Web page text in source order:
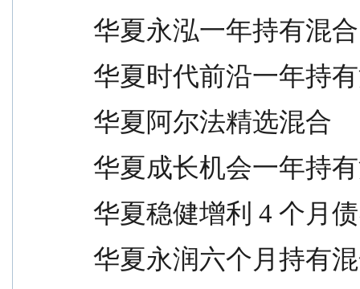
华夏永泓一年持有混合
华夏时代前沿一年持有
华夏阿尔法精选混合
华夏成长机会一年持有
华夏稳健增利 4 个月债
华夏永润六个月持有混